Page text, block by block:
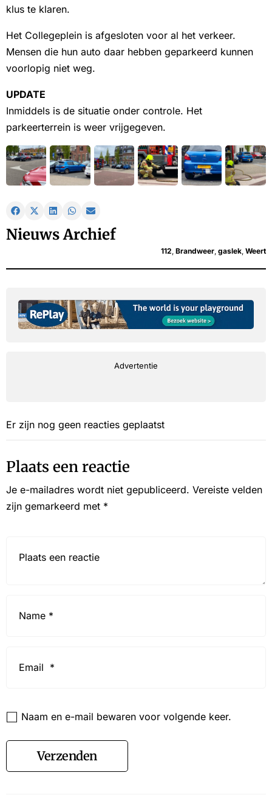
klus te klaren.
Het Collegeplein is afgesloten voor al het verkeer.
Mensen die hun auto daar hebben geparkeerd kunnen
voorlopig niet weg.
UPDATE
Inmiddels is de situatie onder controle. Het
parkeerterrein is weer vrijgegeven.
Nieuws Archief
112, Brandweer, gaslek, Weert
Advertentie
Er zijn nog geen reacties geplaatst
Plaats een reactie
Je e-mailadres wordt niet gepubliceerd. Vereiste velden
zijn gemarkeerd met *
Naam en e-mail bewaren voor volgende keer.
Verzenden